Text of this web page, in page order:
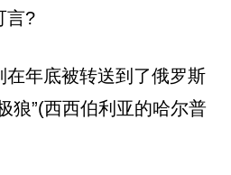
言?
在年底被转送到了俄罗斯
狼”(西西伯利亚的哈尔普